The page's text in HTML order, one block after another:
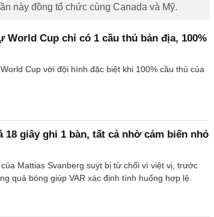
này đồng tổ chức cùng Canada và Mỹ.
World Cup chỉ có 1 cầu thủ bản địa, 100%
Cup với đội hình đặc biệt khi 100% cầu thủ của
18 giây ghi 1 bàn, tất cả nhờ cảm biến nhỏ
Mattias Svanberg suýt bị từ chối vì việt vị, trước
quả bóng giúp VAR xác định tình huống hợp lệ.